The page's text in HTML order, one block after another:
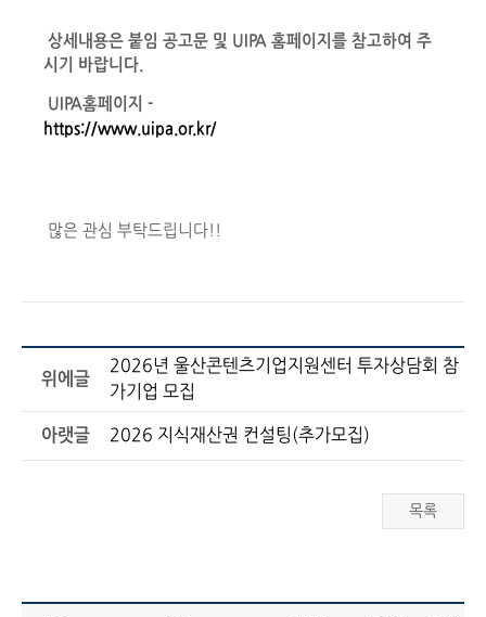
상세내용은 붙임 공고문 및 UIPA 홈페이지를 참고하여 주
시기 바랍니다.
UIPA홈페이지 -
https://www.uipa.or.kr/
많은 관심 부탁드립니다!!
위에글
2026년 울산콘텐츠기업지원센터 투자상담회 참
가기업 모집
아랫글 2026 지식재산권 컨설팅(추가모집)
목록